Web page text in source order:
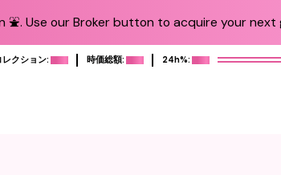
⛲️. Use our Broker button to acquire your next
レクション: 時価総額: 24h%: